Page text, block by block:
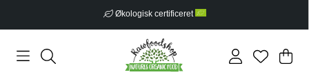
Økologisk certificeret
.